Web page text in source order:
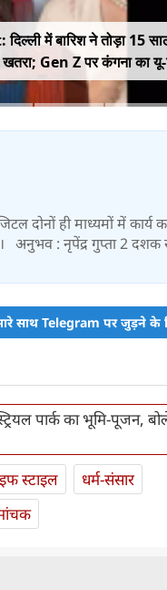
में बारिश ने तोड़ा 15 साल
Gen Z पर कंगना का यू-
दोनों ही माध्यमों में
अनुभव : नृपेंद्र गुप्ता 2
साथ Telegram पर जुड़ने के
पार्क का भूमि-पूजन,
स्‍टाइल
धर्म-संसार